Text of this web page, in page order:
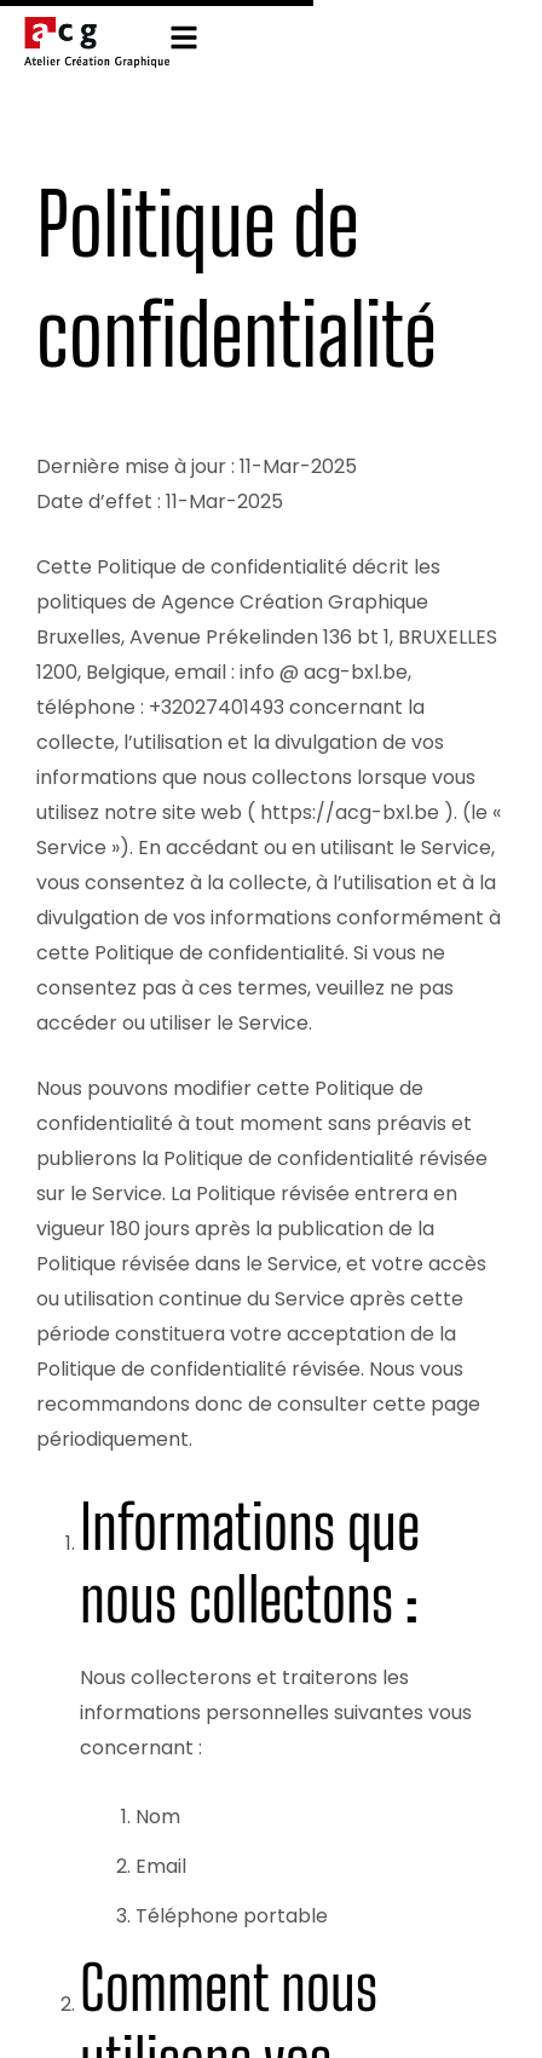
Politique de
confidentialité
Dernière mise à jour : 11-Mar-2025
Date d’effet : 11-Mar-2025
Cette Politique de confidentialité décrit les
politiques de Agence Création Graphique
Bruxelles, Avenue Prékelinden 136 bt 1, BRUXELLES
1200, Belgique, email : info @ acg-bxl.be,
téléphone : +32027401493 concernant la
collecte, l’utilisation et la divulgation de vos
informations que nous collectons lorsque vous
utilisez notre site web ( https://acg-bxl.be ). (le «
Service »). En accédant ou en utilisant le Service,
vous consentez à la collecte, à l’utilisation et à la
divulgation de vos informations conformément à
cette Politique de confidentialité. Si vous ne
consentez pas à ces termes, veuillez ne pas
accéder ou utiliser le Service.
Nous pouvons modifier cette Politique de
confidentialité à tout moment sans préavis et
publierons la Politique de confidentialité révisée
sur le Service. La Politique révisée entrera en
vigueur 180 jours après la publication de la
Politique révisée dans le Service, et votre accès
ou utilisation continue du Service après cette
période constituera votre acceptation de la
Politique de confidentialité révisée. Nous vous
recommandons donc de consulter cette page
périodiquement.
Informations que
nous collectons :
Nous collecterons et traiterons les
informations personnelles suivantes vous
concernant :
Nom
Email
Téléphone portable
Comment nous